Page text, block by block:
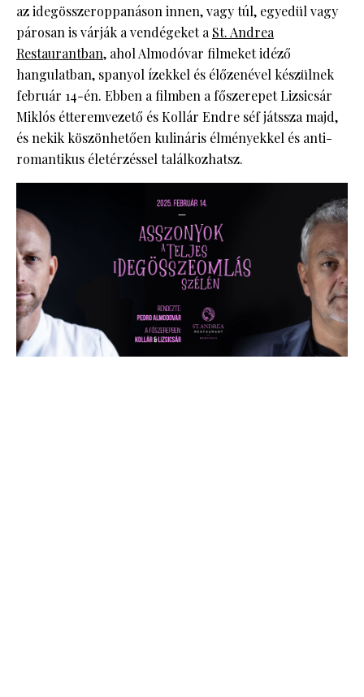
az idegösszeroppanáson innen, vagy túl, egyedül vagy
párosan is várják a vendégeket a St. Andrea
Restaurantban, ahol Almodóvar filmeket idéző
hangulatban, spanyol ízekkel és élőzenével készülnek
február 14-én. Ebben a filmben a főszerepet Lizsicsár
Miklós étteremvezető és Kollár Endre séf játssza majd,
és nekik köszönhetően kulináris élményekkel és anti-
romantikus életérzéssel találkozhatsz.